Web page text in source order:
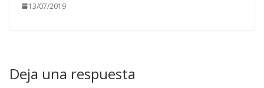
13/07/2019
Deja una respuesta